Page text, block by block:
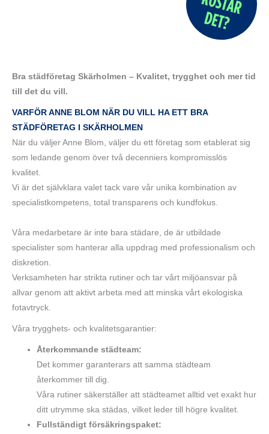
Bra städföretag Skärholmen – Kvalitet, trygghet och mer tid
till det du vill.
VARFÖR ANNE BLOM NÄR DU VILL HA ETT BRA
STÄDFÖRETAG I SKÄRHOLMEN
När du väljer Anne Blom, väljer du ett företag som etablerat sig
som ledande genom över två decenniers kompromisslös
kvalitet.
Vi är det självklara valet tack vare vår unika kombination av
specialistkompetens, total transparens och kundfokus.
Våra medarbetare är inte bara städare, de är utbildade
specialister som hanterar alla uppdrag med professionalism och
diskretion.
Verksamheten har strikta rutiner och tar vårt miljöansvar på
allvar genom att aktivt arbeta med att minska vårt ekologiska
fotavtryck.
Våra trygghets- och kvalitetsgarantier:
Återkommande städteam:
Det kommer garanterars att samma städteam
återkommer till dig.
Våra rutiner säkerställer att städteamet alltid vet exakt hur
ditt utrymme ska städas, vilket leder till högre kvalitet.
Fullständigt försäkringspaket: